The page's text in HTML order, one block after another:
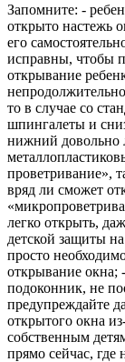
Запомните: -
открыто настежь
его
исправны, чтобы
открывание
то в случае со
шпингалеты и
нижний довольно
проветривание»,
вряд ли сможет
легко открыть,
детской защиты
просто
открывание окна;
подоконник, не
предупреждайте
открытого окна
собственным
прямо сейчас, где